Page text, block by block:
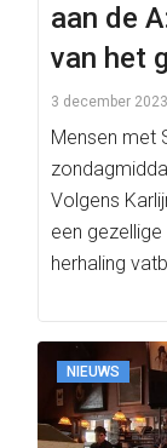
aan de
van het
3 december
Mensen met
Volgens
een
herhaling
NIEUWS